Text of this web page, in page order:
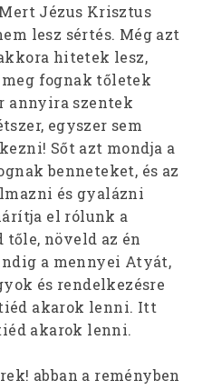
Jézus Krisztus
lesz sértés. Még azt
hitetek lesz,
fognak tőletek
annyira szentek
egyszer sem
Sőt azt mondja a
benneteket, és az
és gyalázni
el rólunk a
tőle, növeld az én
a mennyei Atyát,
és rendelkezésre
akarok lenni. Itt
akarok lenni.
abban a reményben